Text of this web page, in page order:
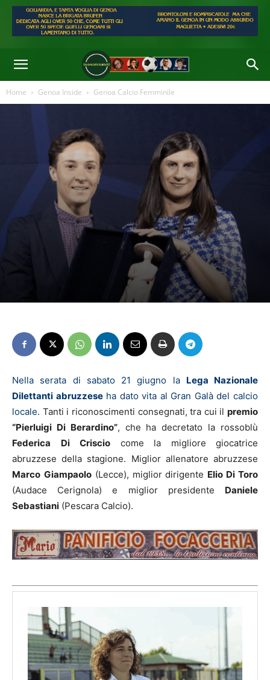
Home Genoa Inside Genoa Calcio Femminile
Di Redazione - 23 Giu 2025 10:21
Nella serata di sabato 21 giugno la Lega Nazionale
Dilettanti abruzzeseha dato vita al Gran Galà del calcio
locale. Tanti i riconoscimenti consegnati, tra cui il premio
“Pierluigi Di Berardino”, che ha decretato la rossoblù
Federica
Di Criscio come la migliore giocatrice
abruzzese della stagione. Miglior allenatore abruzzese
Marco Giampaolo(Lecce), miglior dirigente Elio Di Toro
(Audace Cerignola) e miglior presidente Daniele
Sebastiani (Pescara Calcio).